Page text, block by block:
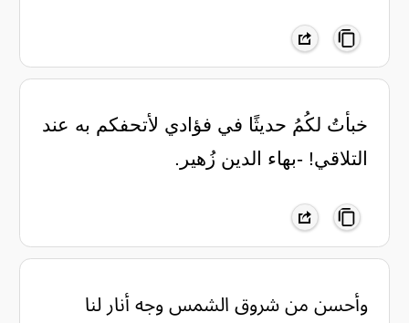
خبأتُ لكُمُ حديثًا في فؤادي لأتحفكم به عند
التلاقي! -بهاء الدين زُهير.
وأحسن من شروق الشمس وجه أنار لنا